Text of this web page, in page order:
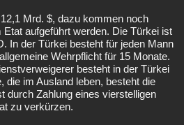
Mrd. $, dazu kommen noch
aufgeführt werden. Die Türkei ist
In der Türkei besteht für jeden Mann
Wehrpflicht für 15 Monate.
besteht in der Türkei
die im Ausland leben, besteht die
durch Zahlung eines vierstelligen
zu verkürzen.